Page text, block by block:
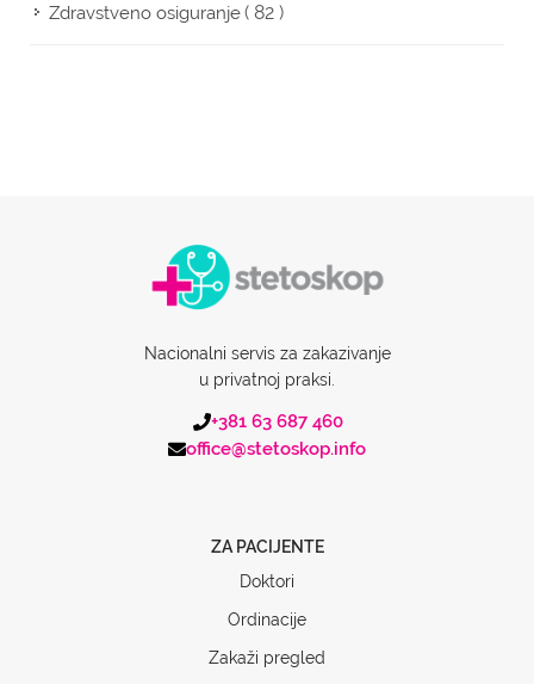
Zdravstveno osiguranje( 82 )
Nacionalni servis za zakazivanje
u privatnoj praksi.
+381 63 687 460
office@stetoskop.info
ZA PACIJENTE
Doktori
Ordinacije
Zakaži pregled